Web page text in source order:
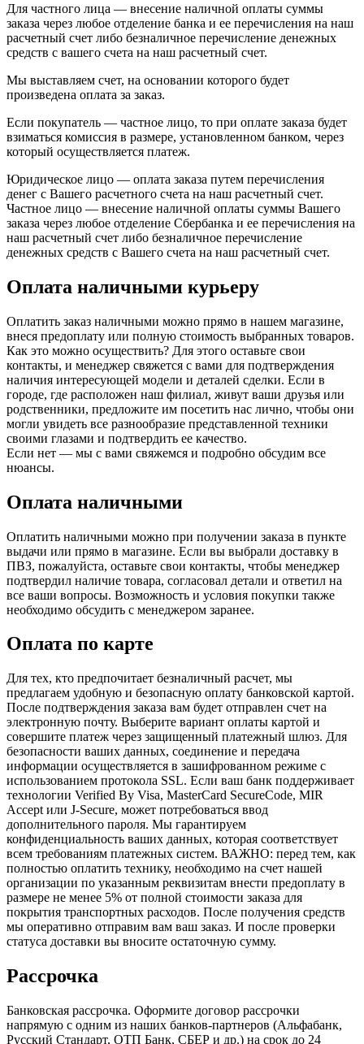
Для частного лица — внесение наличной оплаты суммы
заказа через любое отделение банка и ее перечисления на наш
расчетный счет либо безналичное перечисление денежных
средств с вашего счета на наш расчетный счет.
Мы выставляем счет, на основании которого будет
произведена оплата за заказ.
Если покупатель — частное лицо, то при оплате заказа будет
взиматься комиссия в размере, установленном банком, через
который осуществляется платеж.
Юридическое лицо — оплата заказа путем перечисления
денег с Вашего расчетного счета на наш расчетный счет.
Частное лицо — внесение наличной оплаты суммы Вашего
заказа через любое отделение Сбербанка и ее перечисления на
наш расчетный счет либо безналичное перечисление
денежных средств с Вашего счета на наш расчетный счет.
Оплата наличными курьеру
Оплатить заказ наличными можно прямо в нашем магазине,
внеся предоплату или полную стоимость выбранных товаров.
Как это можно осуществить? Для этого оставьте свои
контакты, и менеджер свяжется с вами для подтверждения
наличия интересующей модели и деталей сделки. Если в
городе, где расположен наш филиал, живут ваши друзья или
родственники, предложите им посетить нас лично, чтобы они
могли увидеть все разнообразие представленной техники
своими глазами и подтвердить ее качество.
Если нет — мы с вами свяжемся и подробно обсудим все
нюансы.
Оплата наличными
Оплатить наличными можно при получении заказа в пункте
выдачи или прямо в магазине. Если вы выбрали доставку в
ПВЗ, пожалуйста, оставьте свои контакты, чтобы менеджер
подтвердил наличие товара, согласовал детали и ответил на
все ваши вопросы. Возможность и условия покупки также
необходимо обсудить с менеджером заранее.
Оплата по карте
Для тех, кто предпочитает безналичный расчет, мы
предлагаем удобную и безопасную оплату банковской картой.
После подтверждения заказа вам будет отправлен счет на
электронную почту. Выберите вариант оплаты картой и
совершите платеж через защищенный платежный шлюз. Для
безопасности ваших данных, соединение и передача
информации осуществляется в зашифрованном режиме с
использованием протокола SSL. Если ваш банк поддерживает
технологии Verified By Visa, MasterCard SecureCode, MIR
Accept или J-Secure, может потребоваться ввод
дополнительного пароля. Мы гарантируем
конфиденциальность ваших данных, которая соответствует
всем требованиям платежных систем. ВАЖНО: перед тем, как
полностью оплатить технику, необходимо на счет нашей
организации по указанным реквизитам внести предоплату в
размере не менее 5% от полной стоимости заказа для
покрытия транспортных расходов. После получения средств
мы оперативно отправим вам ваш заказ. И после проверки
статуса доставки вы вносите остаточную сумму.
Рассрочка
Банковская рассрочка. Оформите договор рассрочки
напрямую с одним из наших банков-партнеров (Альфабанк,
Русский Стандарт, ОТП Банк, СБЕР и др.) на срок до 24